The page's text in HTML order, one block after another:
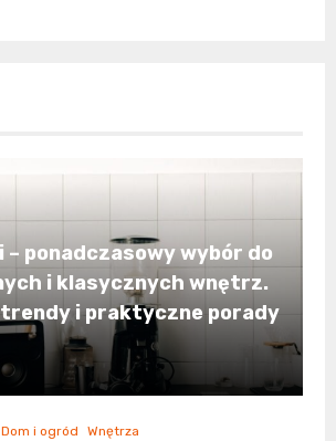
– ponadczasowy wybór do
i klasycznych wnętrz.
i praktyczne porady
Dom i ogród Wnętrza